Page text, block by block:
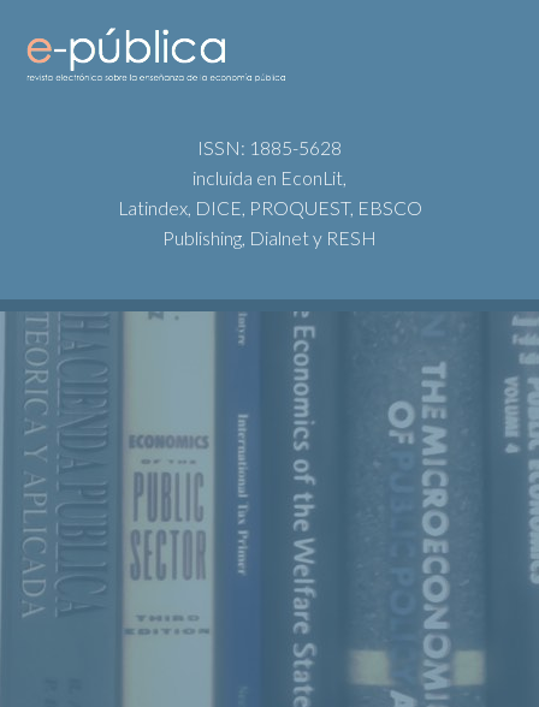
ISSN: 1885-5628
incluida en EconLit,
Latindex, DICE, PROQUEST, EBSCO
Publishing, Dialnet y RESH